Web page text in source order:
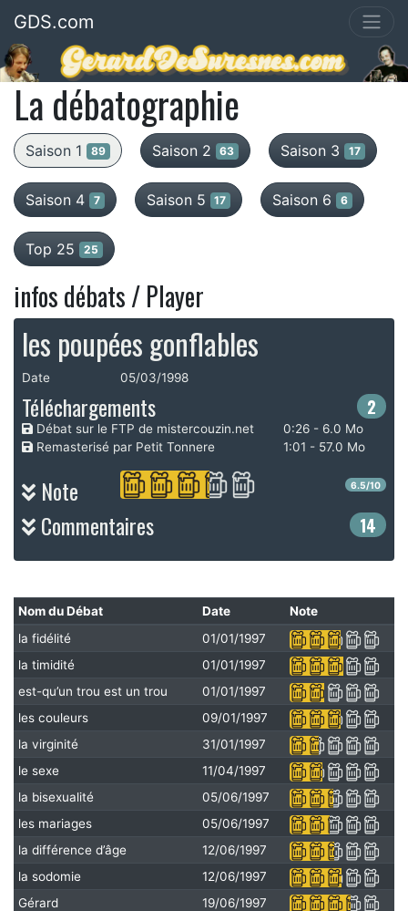
GDS.com
La débatographie
Saison 1 89 Saison 2 63 Saison 3 17
Saison 4 7 Saison 5 17 Saison 6 6
Top 25 25
infos débats / Player
les poupées gonflables
Date 05/03/1998
Téléchargements 2
Débat sur le FTP de mistercouzin.net
0:26 - 6.0 Mo
Remasterisé par Petit Tonnere
1:01 - 57.0 Mo
Note 6.5/10
Commentaires 14
Nom du Débat Date
Note
la fidélité
01/01/1997
la timidité
01/01/1997
est-qu’un trou est un trou
01/01/1997
les couleurs
09/01/1997
la virginité
31/01/1997
le sexe
11/04/1997
la bisexualité
05/06/1997
les mariages
05/06/1997
la différence d’âge
12/06/1997
la sodomie
12/06/1997
Gérard
19/06/1997